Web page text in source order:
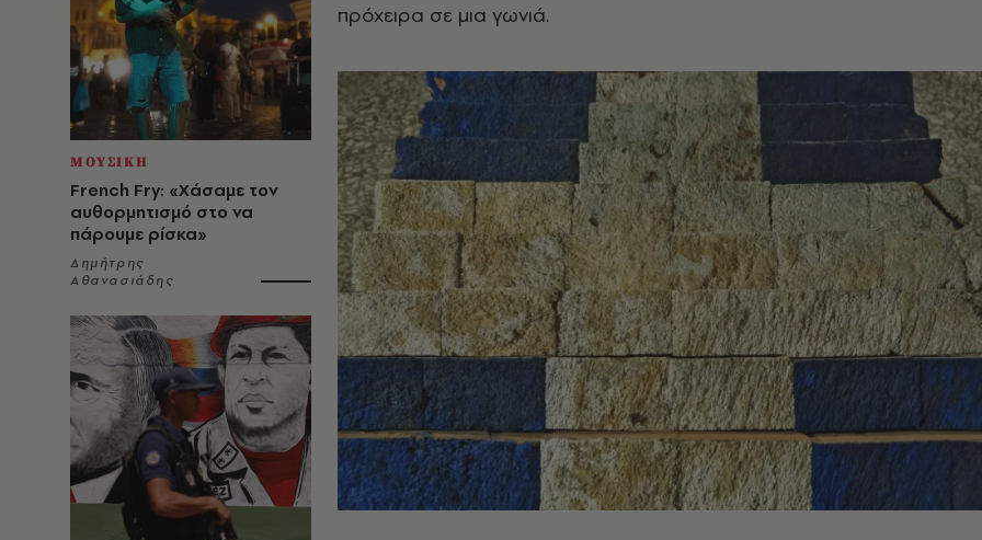
ΜΟΥΣΙΚΗ
French Fry: «Χάσαμε τον
αυθορμητισμό στο να
πάρουμε ρίσκα»
Δημήτρης
Αθανασιάδης
πρόχειρα σε μια γωνιά.